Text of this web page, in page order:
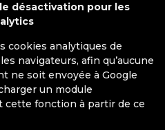
désactivation pour les
cookies analytiques de
navigateurs, afin qu’aucune
ne soit envoyée à Google
un module
fonction à partir de ce